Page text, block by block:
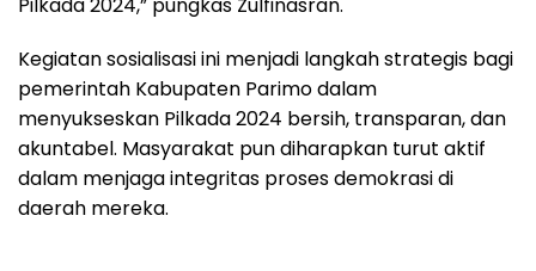
Kegiatan sosialisasi ini menjadi langkah strategis bagi
pemerintah Kabupaten Parimo dalam
menyukseskan Pilkada 2024 bersih, transparan, dan
akuntabel. Masyarakat pun diharapkan turut aktif
dalam menjaga integritas proses demokrasi di
daerah mereka.